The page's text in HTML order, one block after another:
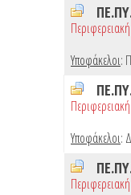
Υποφάκελοι:
Υποφάκελοι: